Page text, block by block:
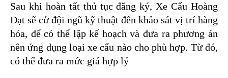
Sau khi hoàn tất thủ tục đăng ký, Xe Cẩu Hoàng
Đạt sẽ cử đội ngũ kỹ thuật đến khảo sát vị trí hàng
hóa, để có thể lập kế hoạch và đưa ra phương án
nên ứng dụng loại xe cẩu nào cho phù hợp. Từ đó,
có thể đưa ra mức giá hợp lý